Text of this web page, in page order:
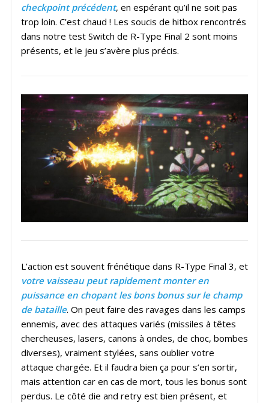
checkpoint précédent, en espérant qu’il ne soit pas
trop loin. C’est chaud ! Les soucis de hitbox rencontrés
dans notre test Switch de R-Type Final 2 sont moins
présents, et le jeu s’avère plus précis.
L’action est souvent frénétique dans R-Type Final 3, et
votre vaisseau peut rapidement monter en
puissance en chopant les bons bonus sur le champ
de bataille. On peut faire des ravages dans les camps
ennemis, avec des attaques variés (missiles à têtes
chercheuses, lasers, canons à ondes, de choc, bombes
diverses), vraiment stylées, sans oublier votre
attaque chargée. Et il faudra bien ça pour s’en sortir,
mais attention car en cas de mort, tous les bonus sont
perdus. Le côté die and retry est bien présent, et